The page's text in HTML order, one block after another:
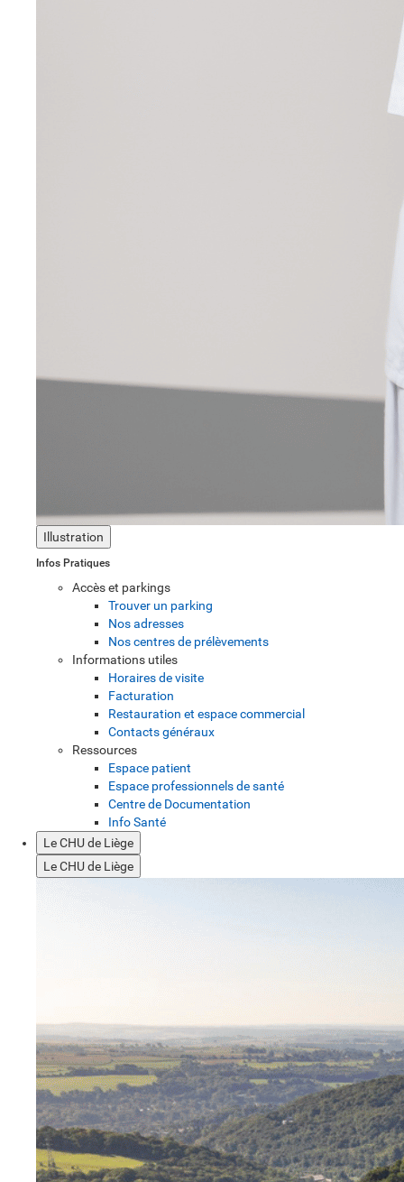
Illustration
Infos Pratiques
Accès et parkings
Trouver un parking
Nos adresses
Nos centres de prélèvements
Informations utiles
Horaires de visite
Facturation
Restauration et espace commercial
Contacts généraux
Ressources
Espace patient
Espace professionnels de santé
Centre de Documentation
Info Santé
Le CHU de Liège
Le CHU de Liège